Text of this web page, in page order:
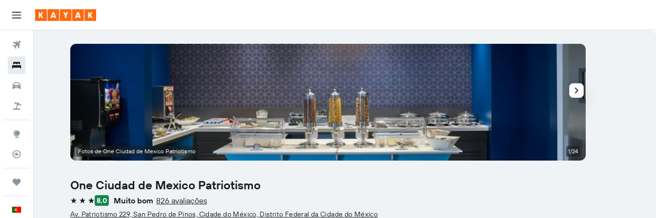
Monitorizador de voos
One Ciudad de Mexico Patriotismo
3 estrelas8,0 Muito bom 826 avaliações
Av. Patriotismo 229, San Pedro de Pinos, Cidade do México, Distrito Federal da Cidade do México
Fotos de One Ciudad de Mexico Patriotismo 1/24